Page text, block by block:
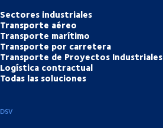
Sectores industriales
Transporte aéreo
Transporte marítimo
Transporte por carretera
Transporte de Proyectos Industriales
Logística contractual
Todas las soluciones
DSV